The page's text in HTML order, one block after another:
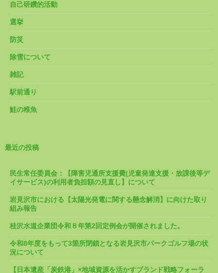
自己研鑽的活動
選挙
防災
除雪について
雑記
駅前通り
鮭の稚魚
最近の投稿
民生常任委員会：【障害児通所支援費(児童発達支援・放課後等デ
イサービス)の利用者負担額の見直し】について
岩見沢市における【太陽光発電に関する懸念解消】に向けた取り
組み報告
桂沢水道企業団令和８年第2回定例会が開催されました。
令和8年度をもって3箇所閉鎖となる岩見沢市パークゴルフ場の状
況について
【日本遺産「炭鉄港」×地域資源を活かすブランド戦略フォーラ